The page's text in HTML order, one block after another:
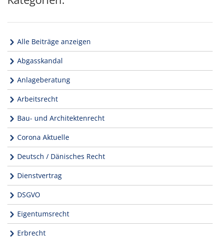
Alle Beiträge anzeigen
Abgasskandal
Anlageberatung
Arbeitsrecht
Bau- und Architektenrecht
Corona Aktuelle
Deutsch / Dänisches Recht
Dienstvertrag
DSGVO
Eigentumsrecht
Erbrecht